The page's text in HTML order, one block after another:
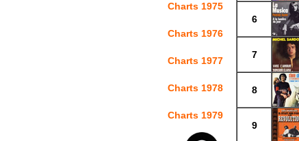
Charts 1975
Charts 1976
Charts 1977
Charts 1978
Charts 1979
6
7
8
9